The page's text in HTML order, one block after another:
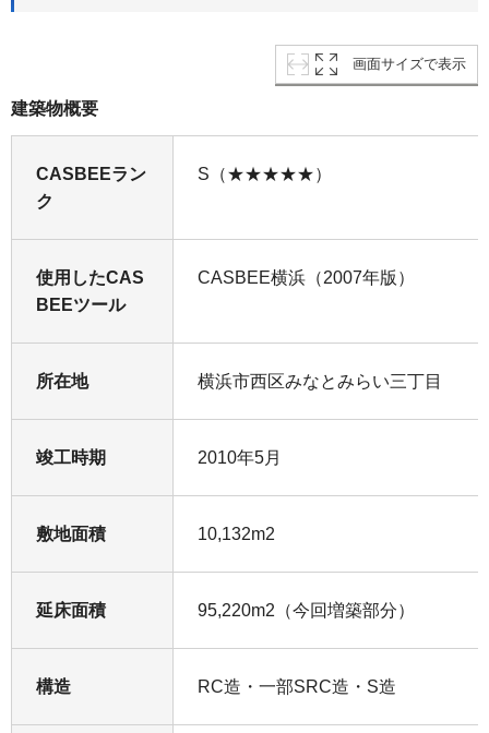
画面サイズで表示
建築物概要
CASBEEラン
ク
S（★★★★★）
使用したCAS
BEEツール
CASBEE横浜（2007年版）
所在地 横浜市西区みなとみらい三丁目
竣工時期 2010年5月
敷地面積 10,132m2
延床面積 95,220m2（今回増築部分）
構造 RC造・一部SRC造・S造